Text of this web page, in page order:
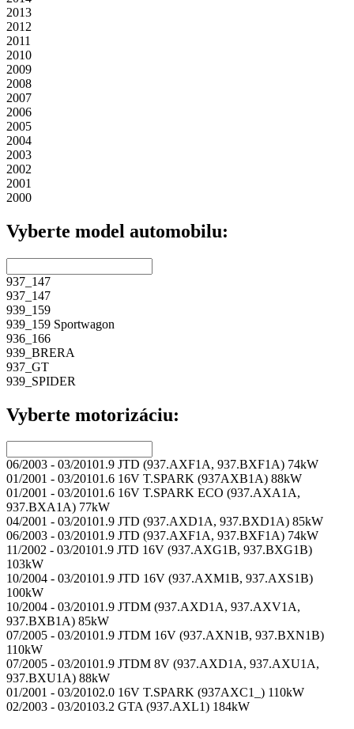
2013
2012
2011
2010
2009
2008
2007
2006
2005
2004
2003
2002
2001
2000
Vyberte model automobilu:
937_ 147
937_ 147
939_ 159
939_ 159 Sportwagon
936_ 166
939_ BRERA
937_ GT
939_ SPIDER
Vyberte motorizáciu:
06/2003 - 03/20101.9 JTD (937.AXF1A, 937.BXF1A) 74kW
01/2001 - 03/20101.6 16V T.SPARK (937AXB1A) 88kW
01/2001 - 03/20101.6 16V T.SPARK ECO (937.AXA1A,
937.BXA1A) 77kW
04/2001 - 03/20101.9 JTD (937.AXD1A, 937.BXD1A) 85kW
06/2003 - 03/20101.9 JTD (937.AXF1A, 937.BXF1A) 74kW
11/2002 - 03/20101.9 JTD 16V (937.AXG1B, 937.BXG1B)
103kW
10/2004 - 03/20101.9 JTD 16V (937.AXM1B, 937.AXS1B)
100kW
10/2004 - 03/20101.9 JTDM (937.AXD1A, 937.AXV1A,
937.BXB1A) 85kW
07/2005 - 03/20101.9 JTDM 16V (937.AXN1B, 937.BXN1B)
110kW
07/2005 - 03/20101.9 JTDM 8V (937.AXD1A, 937.AXU1A,
937.BXU1A) 88kW
01/2001 - 03/20102.0 16V T.SPARK (937AXC1_) 110kW
02/2003 - 03/20103.2 GTA (937.AXL1) 184kW